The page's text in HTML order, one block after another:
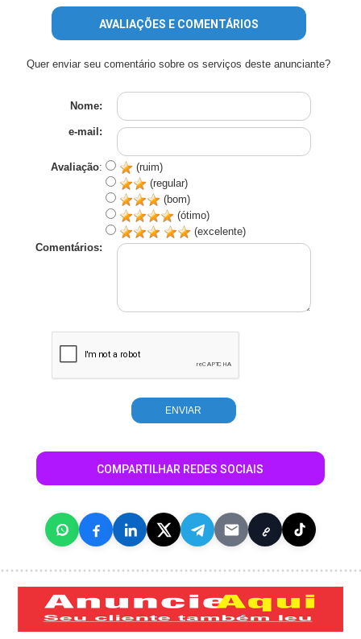
AVALIAÇÕES E COMENTÁRIOS
Quer enviar seu comentário sobre os serviços deste anunciante?
Nome:
e-mail:
Avaliação:
(ruim)
(regular)
(bom)
(ótimo)
(excelente)
Comentários:
COMPARTILHAR REDES SOCIAIS